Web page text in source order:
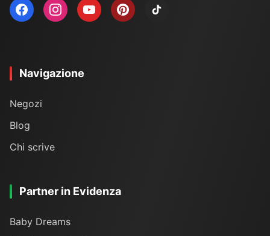
Navigazione
Negozi
Blog
Chi scrive
Partner in Evidenza
Baby Dreams